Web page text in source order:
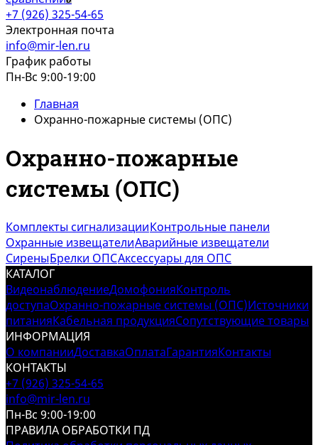
+7 (926) 325-54-65
Электронная почта
info@mir-len.ru
График работы
Пн-Вс 9:00-19:00
Главная
Охранно-пожарные системы (ОПС)
Охранно-пожарные
системы (ОПС)
Комплекты сигнализацииКонтрольные панели
Охранные извещателиАварийные извещатели
СиреныБрелки ОПСАксессуары для ОПС
КАТАЛОГ
ВидеонаблюдениеДомофонияКонтроль
доступаОхранно-пожарные системы (ОПС)Источники
питанияКабельная продукцияСопутствующие товары
ИНФОРМАЦИЯ
О компанииДоставкаОплатаГарантияКонтакты
КОНТАКТЫ
+7 (926) 325-54-65
info@mir-len.ru
Пн-Вс 9:00-19:00
ПРАВИЛА ОБРАБОТКИ ПД